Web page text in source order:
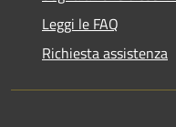
Leggi le FAQ
Richiesta assistenza